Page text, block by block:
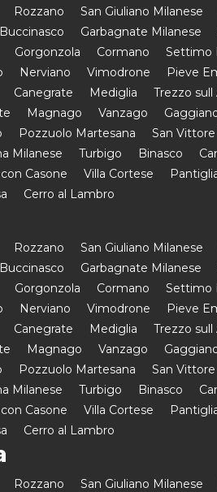
Rozzano San Giuliano Milanese
Garbagnate Milanese
Gorgonzola
Cormano
Settimo
Nerviano Vimodrone
Pieve
Canegrate
Mediglia
Trezzo sull
Magnago Vanzago
Pozzuolo Martesana
San
Milanese
Turbigo Binasco
Casone
Villa Cortese
Cerro al Lambro
Rozzano San Giuliano Milanese
Garbagnate Milanese
Gorgonzola
Cormano
Settimo
Nerviano Vimodrone
Pieve
Canegrate
Mediglia
Trezzo sull
Magnago Vanzago
Pozzuolo Martesana
San
Milanese
Turbigo Binasco
Casone
Villa Cortese
Cerro al Lambro
Rozzano San Giuliano Milanese